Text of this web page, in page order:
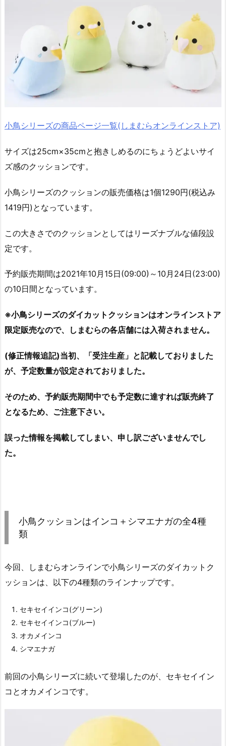
小鳥シリーズの商品ページ一覧(しまむらオンラインストア)
サイズは25cm×35cmと抱きしめるのにちょうどよいサイ
ズ感のクッションです。
小鳥シリーズのクッションの販売価格は1個1290円(税込み
1419円)となっています。
この大きさでのクッションとしてはリーズナブルな値段設
定です。
予約販売期間は2021年10月15日(09:00)～10月24日(23:00)
の10日間となっています。
※小鳥シリーズのダイカットクッションはオンラインストア
限定販売なので、しまむらの各店舗には入荷されません。
(修正情報追記)当初、「受注生産」と記載しておりました
が、予定数量が設定されておりました。
そのため、予約販売期間中でも予定数に達すれば販売終了
となるため、ご注意下さい。
誤った情報を掲載してしまい、申し訳ございませんでし
た。
小鳥クッションはインコ＋シマエナガの全4種
類
今回、しまむらオンラインで小鳥シリーズのダイカットク
ッションは、以下の4種類のラインナップです。
セキセイインコ(グリーン)
セキセイインコ(ブルー)
オカメインコ
シマエナガ
前回の小鳥シリーズに続いて登場したのが、セキセイイン
コとオカメインコです。